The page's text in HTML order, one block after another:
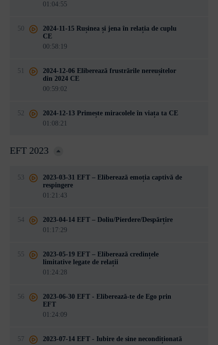
01:04:55
50
2024-11-15 Rușinea și jena în relația de cuplu
CE
00:58:19
51
2024-12-06 Eliberează frustrările nereușitelor
din 2024 CE
00:59:02
52
2024-12-13 Primește miracolele în viața ta CE
01:08:21
EFT 2023
53
2023-03-31 EFT – Eliberează emoția captivă de
respingere
01:21:43
54
2023-04-14 EFT – Doliu/Pierdere/Despărțire
01:17:29
55
2023-05-19 EFT – Eliberează credințele
limitative legate de relații
01:24:28
56
2023-06-30 EFT - Eliberează-te de Ego prin
EFT
01:24:09
57
2023-07-14 EFT - Iubire de sine necondiționată